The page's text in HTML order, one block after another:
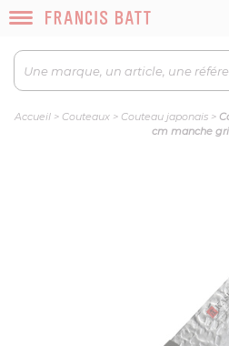
Accueil > Couteaux > Couteau japonais >
cm manche